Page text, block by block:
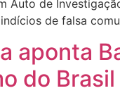
Auto de
de falsa
aponta
do Brasil